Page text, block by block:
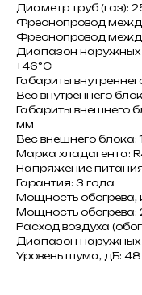
Диаметр труб (газ):
Фреонопровод
Фреонопровод
Диапазон наружных
+46°C
Габариты
Вес внутреннего
Габариты внешнего
мм
Вес внешнего блока:
Марка хладагента:
Напряжение
Гарантия: 3 года
Мощность обогрева,
Мощность обогрева:
Расход воздуха
Диапазон наружных
Уровень шума, дБ: 48